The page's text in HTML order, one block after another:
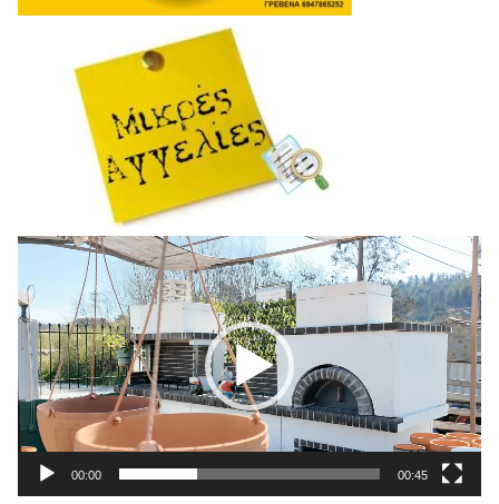
Πρόγραμμα
Αναπαραγωγής
Βίντεο
00:00 00:45